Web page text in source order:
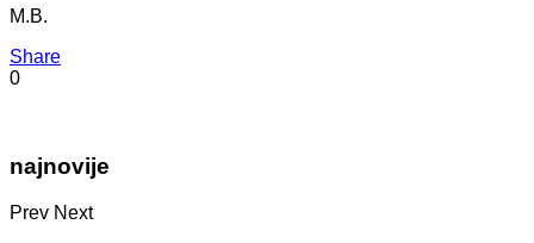
M.B.
Share
0
najnovije
Prev Next